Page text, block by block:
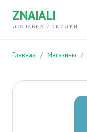
ZNAIALI
ДОСТАВКА И СКИДКИ
Главная / Магазины /